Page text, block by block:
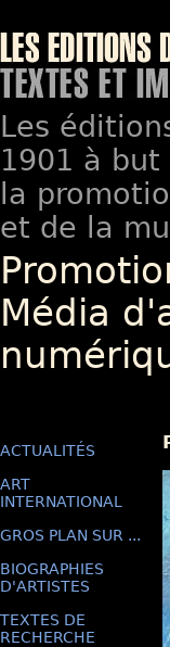
Les
1901 à
la
et de la
Média
ACTUALITÉS
ART
INTERNATIONAL
GROS PLAN SUR ...
BIOGRAPHIES
D'ARTISTES
TEXTES DE
RECHERCHE